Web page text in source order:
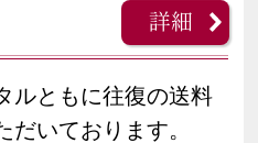
ルともに往復の送料
だいております。
詳細